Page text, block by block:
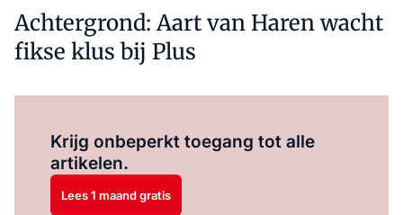
Achtergrond: Aart van Haren wacht
fikse klus bij Plus
Krijg onbeperkt toegang tot alle
artikelen.
Lees 1 maand gratis